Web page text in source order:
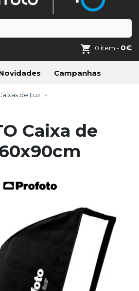
0 item - 0€
Campanhas
de Luz
Caixa de